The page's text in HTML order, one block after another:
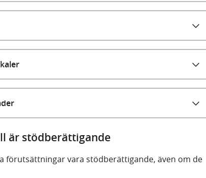
är stödberättigande
förutsättningar vara stödberättigande, även om de